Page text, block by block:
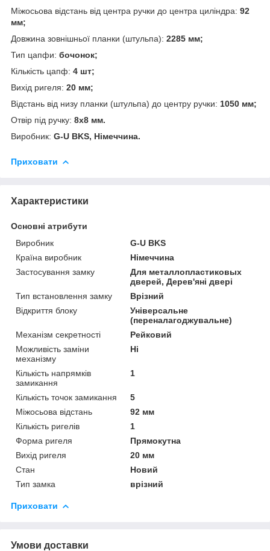
Міжосьова відстань від центра ручки до центра циліндра: 92
мм;
Довжина зовнішньої планки (штульпа): 2285 мм;
Тип цапфи: бочонок;
Кількість цапф: 4 шт;
Вихід ригеля: 20 мм;
Відстань від низу планки (штульпа) до центру ручки: 1050 мм;
Отвір під ручку: 8х8 мм.
Виробник: G-U BKS, Німеччина.
Приховати
Характеристики
Основні атрибути
Виробник
G-U BKS
Країна виробник
Німеччина
Застосування замку
Для металлопластиковых
дверей, Дерев'яні двері
Тип встановлення замку
Врізний
Відкриття блоку
Універсальне
(переналагоджувальне)
Механізм секретності
Рейковий
Можливість заміни
механізму
Ні
Кількість напрямків
замикання
1
Кількість точок замикання
5
Міжосьова відстань
92 мм
Кількість ригелів
1
Форма ригеля
Прямокутна
Вихід ригеля
20 мм
Стан
Новий
Тип замка
врізний
Приховати
Умови доставки